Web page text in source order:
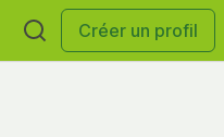
Créer un profil